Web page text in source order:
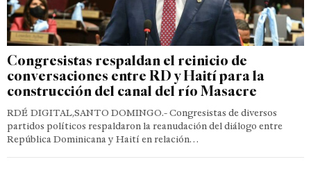
Congresistas respaldan el reinicio de
conversaciones entre RD y Haití para la
construcción del canal del río Masacre
RDÉ DIGITAL,SANTO DOMINGO.- Congresistas de diversos
partidos políticos respaldaron la reanudación del diálogo entre
República Dominicana y Haití en relación…